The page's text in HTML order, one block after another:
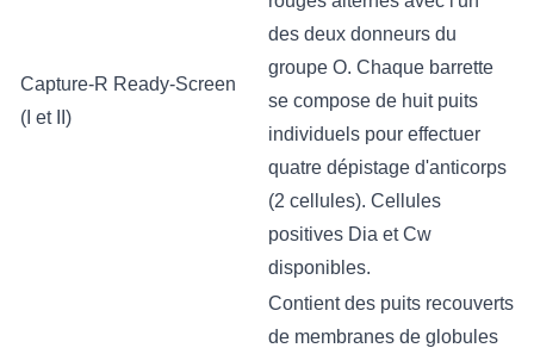
​Capture-R Ready-Screen
(I et II)
des deux donneurs du
groupe O. Chaque barrette
se compose de huit puits
individuels pour effectuer
quatre dépistage d'anticorps
(2 cellules). Cellules
positives Dia et Cw
disponibles.
Contient des puits recouverts
de membranes de globules